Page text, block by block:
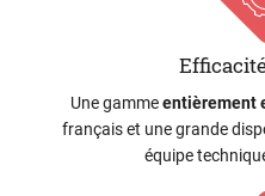
Une gammeentièrement
français et une grande
équipe